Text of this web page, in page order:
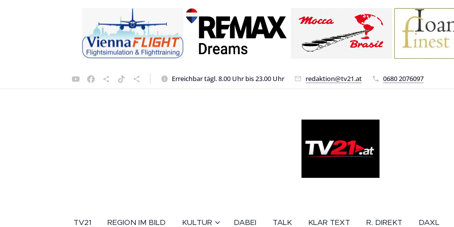
Erreichbar tägl. 8.00 Uhr bis 23.00 Uhr redaktion@tv21.at 0680 2076097
TV21 REGION IM BILD KULTUR DABEI TALK KLAR TEXT R. DIREKT DAXL